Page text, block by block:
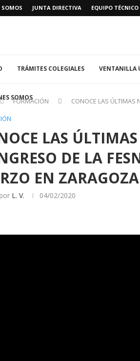
SOMOS JUNTA DIRECTIVA EQUIPO TÉCNICO
TRÁMITES COLEGIALES VENTANILLA
SOMOS
FORMACIÓN
CONOCE LAS ÚLTIMAS
LAS
DE LA
EN ZARAGOZA
L. V. 04/02/2020